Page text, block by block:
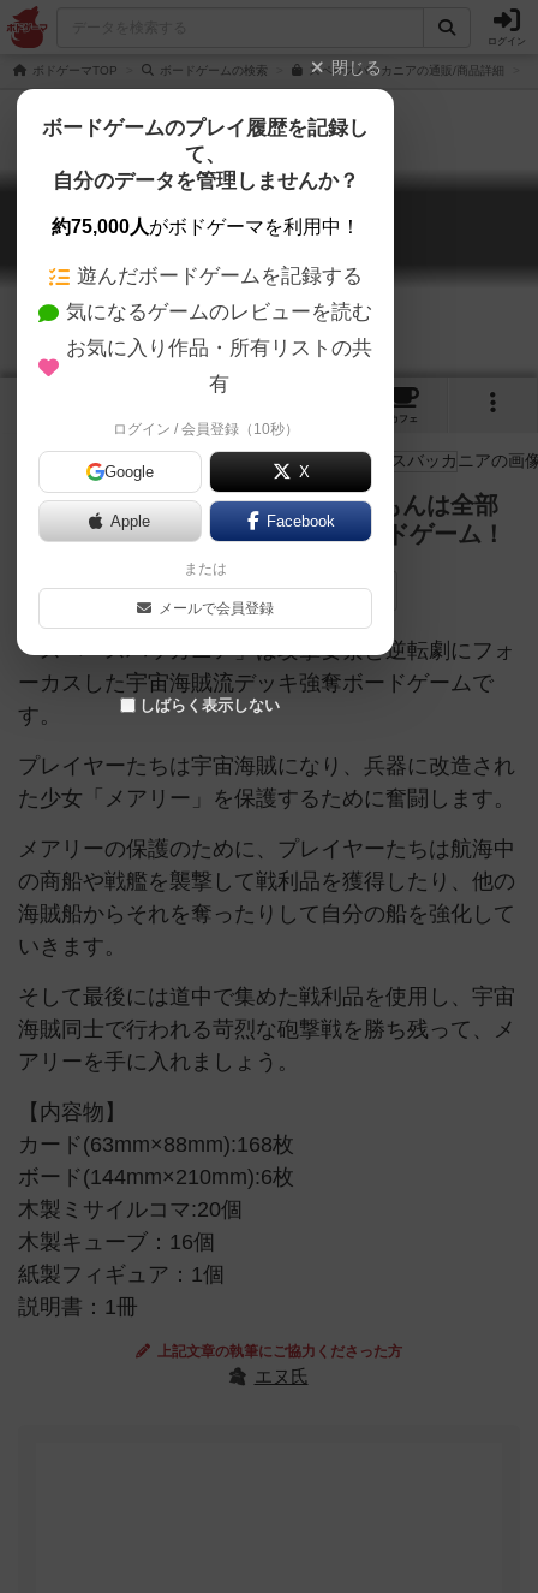
ログイン
ボドゲーマTOP ボードゲームの検索 スペースバッカニアの通販/商品詳細
スペースバッカニア
Space Buccaneer
カフェ
オタカラも！好きな女も！欲しいもんは全部
奪いな！ 新感覚のデッキ強奪ボードゲーム！
kickstarter デッキ構築 ソロプレイ可
「スペースバッカニア」は攻撃要素と逆転劇にフォ
ーカスした宇宙海賊流デッキ強奪ボードゲームで
す。
プレイヤーたちは宇宙海賊になり、兵器に改造され
た少女「メアリー」を保護するために奮闘します。
メアリーの保護のために、プレイヤーたちは航海中
の商船や戦艦を襲撃して戦利品を獲得したり、他の
海賊船からそれを奪ったりして自分の船を強化して
いきます。
そして最後には道中で集めた戦利品を使用し、宇宙
海賊同士で行われる苛烈な砲撃戦を勝ち残って、メ
アリーを手に入れましょう。
【内容物】
カード(63mm×88mm):168枚
ボード(144mm×210mm):6枚
木製ミサイルコマ:20個
木製キューブ：16個
紙製フィギュア：1個
説明書：1冊
上記文章の執筆にご協力くださった方
エヌ氏
閉じる
ボードゲームのプレイ履歴を記録し
て、
自分のデータを管理しませんか？
約75,000人がボドゲーマを利用中！
遊んだボードゲームを記録する
気になるゲームのレビューを読む
お気に入り作品・所有リストの共
有
ログイン / 会員登録（10秒）
Google X
Apple Facebook
または
メールで会員登録
しばらく表示しない